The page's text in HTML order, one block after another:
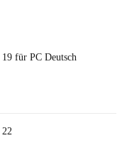
für PC Deutsch
22